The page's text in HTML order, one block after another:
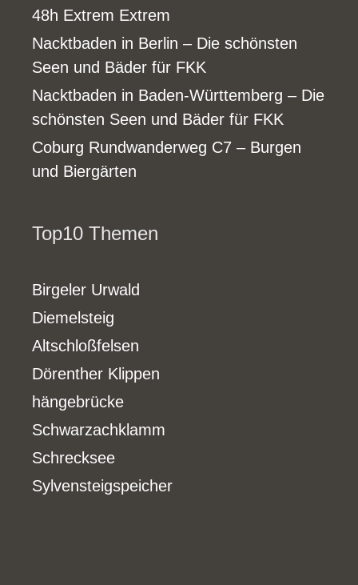
48h Extrem Extrem
Nacktbaden in Berlin – Die schönsten
Seen und Bäder für FKK
Nacktbaden in Baden-Württemberg – Die
schönsten Seen und Bäder für FKK
Coburg Rundwanderweg C7 – Burgen
und Biergärten
Top10 Themen
Birgeler Urwald
Diemelsteig
Altschloßfelsen
Dörenther Klippen
hängebrücke
Schwarzachklamm
Schrecksee
Sylvensteigspeicher